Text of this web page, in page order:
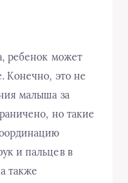
ребенок может
Конечно, это не
малыша за
но такие
и пальцев в
также